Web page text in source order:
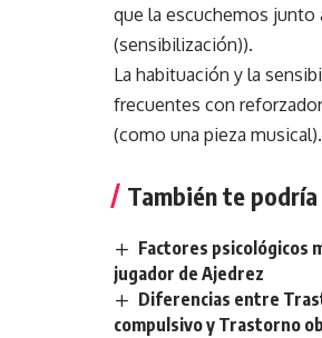
que la escuchemos junto
(sensibilización)).
La habituación y la
frecuentes con
(como una pieza musical).
También te
Factores psicológicos
jugador de Ajedrez
Diferencias entre
compulsivo y Trastorno